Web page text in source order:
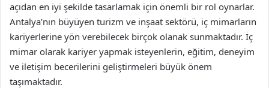
açıdan en iyi şekilde tasarlamak için önemli bir rol oynarlar.
Antalya’nın büyüyen turizm ve inşaat sektörü, iç mimarların
kariyerlerine yön verebilecek birçok olanak sunmaktadır. İç
mimar olarak kariyer yapmak isteyenlerin, eğitim, deneyim
ve iletişim becerilerini geliştirmeleri büyük önem
taşımaktadır.